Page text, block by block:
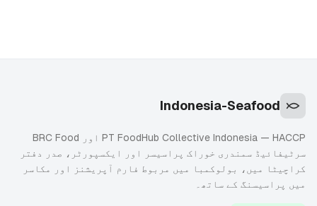
Indonesia-Seafood
PT FoodHub Collective Indonesia — HACCP اور BRC Food
سرٹیفائیڈ سمندری خوراک پراسیسر اور ایکسپورٹر، صدر دفتر
کراچیٹا میں، بولوکمبا میں مربوط فارم آپریشنز اور مکاسر
میں پراسیسنگ کے ساتھ۔